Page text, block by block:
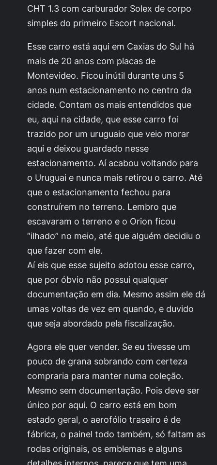
CHT 1.3 com carburador Solex de corpo
simples do primeiro Escort nacional.
Esse carro está aqui em Caxias do Sul há
mais de 20 anos com placas de
Montevideo. Ficou inútil durante uns 5
anos num estacionamento no centro da
cidade. Contam os mais entendidos que
eu, aqui na cidade, que esse carro foi
trazido por um uruguaio que veio morar
aqui e deixou guardado nesse
estacionamento. Aí acabou voltando para
o Uruguai e nunca mais retirou o carro. Até
que o estacionamento fechou para
construírem no terreno. Lembro que
escavaram o terreno e o Orion ficou
“ilhado” no meio, até que alguém decidiu o
que fazer com ele.
Aí eis que esse sujeito adotou esse carro,
que por óbvio não possui qualquer
documentação em dia. Mesmo assim ele dá
umas voltas de vez em quando, e duvido
que seja abordado pela fiscalização.
Agora ele quer vender. Se eu tivesse um
pouco de grana sobrando com certeza
compraria para manter numa coleção.
Mesmo sem documentação. Pois deve ser
único por aqui. O carro está em bom
estado geral, o aerofólio traseiro é de
fábrica, o painel todo também, só faltam as
rodas originais, os emblemas e alguns